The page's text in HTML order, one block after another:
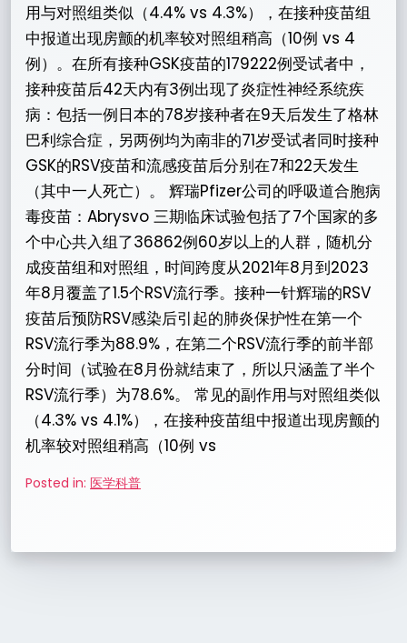
用与对照组类似（4.4% vs 4.3%），在接种疫苗组
中报道出现房颤的机率较对照组稍高（10例 vs 4
例）。在所有接种GSK疫苗的179222例受试者中，
接种疫苗后42天内有3例出现了炎症性神经系统疾
病：包括一例日本的78岁接种者在9天后发生了格林
巴利综合症，另两例均为南非的71岁受试者同时接种
GSK的RSV疫苗和流感疫苗后分别在7和22天发生
（其中一人死亡）。 辉瑞Pfizer公司的呼吸道合胞病
毒疫苗：Abrysvo 三期临床试验包括了7个国家的多
个中心共入组了36862例60岁以上的人群，随机分
成疫苗组和对照组，时间跨度从2021年8月到2023
年8月覆盖了1.5个RSV流行季。接种一针辉瑞的RSV
疫苗后预防RSV感染后引起的肺炎保护性在第一个
RSV流行季为88.9%，在第二个RSV流行季的前半部
分时间（试验在8月份就结束了，所以只涵盖了半个
RSV流行季）为78.6%。 常见的副作用与对照组类似
（4.3% vs 4.1%），在接种疫苗组中报道出现房颤的
机率较对照组稍高（10例 vs
Posted in: 医学科普